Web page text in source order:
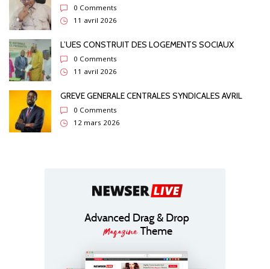
0 Comments
11 avril 2026
L’UES CONSTRUIT DES LOGEMENTS SOCIAUX
0 Comments
11 avril 2026
GREVE GENERALE CENTRALES SYNDICALES AVRIL
0 Comments
12 mars 2026